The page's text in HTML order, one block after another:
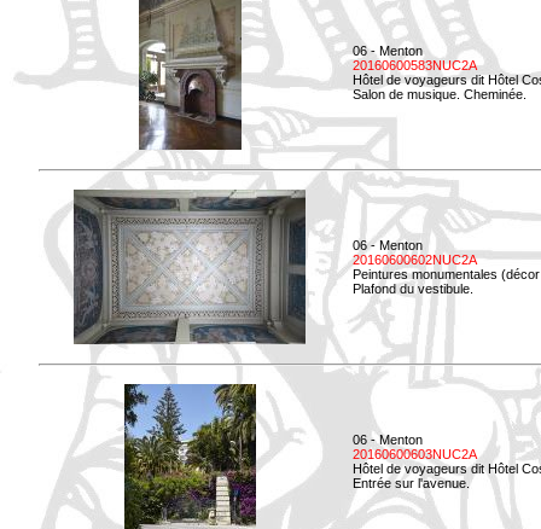
06 - Menton
20160600583NUC2A
Hôtel de voyageurs dit Hôtel
Salon de musique. Cheminée.
06 - Menton
20160600602NUC2A
Peintures monumentales
Plafond du vestibule.
06 - Menton
20160600603NUC2A
Hôtel de voyageurs dit Hôtel
Entrée sur l'avenue.